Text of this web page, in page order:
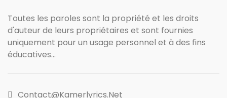
Toutes les paroles sont la propriété et les droits
d'auteur de leurs propriétaires et sont fournies
uniquement pour un usage personnel et à des fins
éducatives...
Contact@kamerlyrics.net